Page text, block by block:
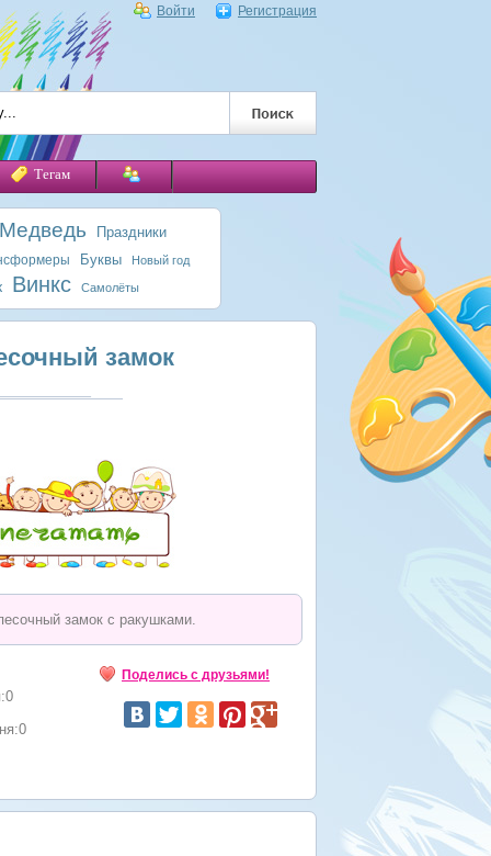
Войти Регистрация
Тегам
Праздники
Буквы Новый год
Винкс Самолёты
замок
замок с ракушками.
Поделись с друзьями!